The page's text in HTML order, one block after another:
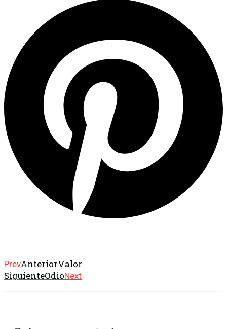
PrevAnteriorValor
SiguienteOdioNext